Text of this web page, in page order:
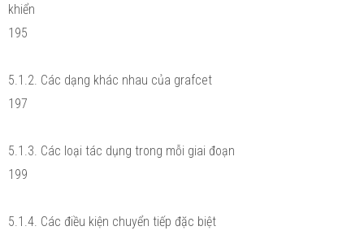
khiển
195
5.1.2. Các dạng khác nhau của grafcet
197
5.1.3. Các loại tác dụng trong mỗi giai đoạn
199
5.1.4. Các điều kiện chuyển tiếp đặc biệt